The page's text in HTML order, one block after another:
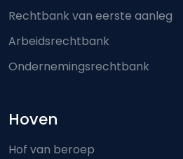
Rechtbank van eerste aanleg
Arbeidsrechtbank
Ondernemingsrechtbank
Hoven
Hof van beroep